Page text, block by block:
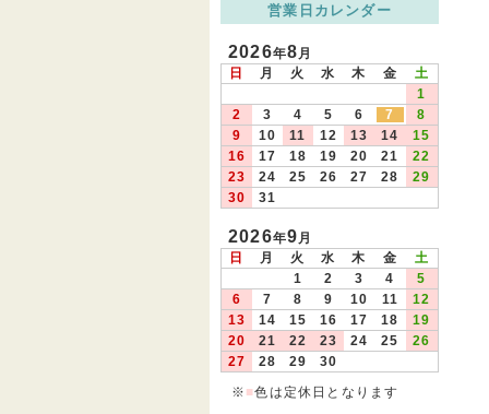
営業日カレンダー
2026年8月
日
月 火 水 木 金
土
1
2
3 4 5 6 7
8
9
10 11 12 13 14
15
16
17 18 19 20 21
22
23
24 25 26 27 28
29
30
31
2026年9月
日
月 火 水 木 金
土
1
2 3 4
5
6
7 8 9 10 11
12
13
14 15 16 17 18
19
20
21 22 23 24 25
26
27
28 29
30
※ ■色は定休日となります